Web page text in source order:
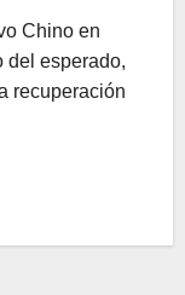
Chino en
del esperado,
recuperación